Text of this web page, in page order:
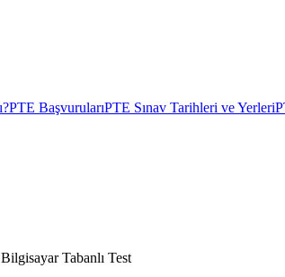
PTE BaşvurularıPTE Sınav Tarihleri ve Yerleri
Bilgisayar Tabanlı Test